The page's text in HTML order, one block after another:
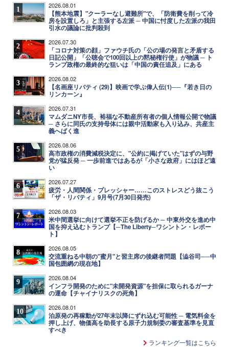
1 2026.08.01
【熊本地震】"クーラーなし避難所"で、「防衛費を削って冷
房を設置しろ」と主張する左派 ─ 中国に忖度した左派の我田
引水の議論に批判殺到
2 2026.07.30
「コロナ対策の顔」ファウチ氏の「公の場の発言と矛盾する
日記公開」「公聴会で100回以上の黙秘権行使」が物議 ─ ト
ランプ政権の最終的な狙いは「中国の責任追及」にある
3 2026.08.02
【名画座リバティ (29)】映画で学ぶ偉人伝(1)──『若き日の
リンカーン』
4 2026.07.31
マムダニNY市長、裕福な不動産所有者の個人情報公開で物議
─ さらに同氏の支持母体には親中活動家も入り込み、共産主
義へばく進
5 2026.08.06
高市政権の消費減税決定に、"公約に掲げていた"はずの与野
党が猛反発 ─ 一歩前進ではあるが「小さな政府」にはほど遠
い
6 2026.07.27
疲労・人間関係・プレッシャー……このストレスどう抜こう
「ザ・リバティ」9月号(7月30日発売)
7 2026.08.03
米中間選挙に向けて選挙不正を防げるか ─ 中東外交を進め中
国を抑え込むトランプ【─The Liberty─ワシントン・レポー
ト】
8 2026.08.05
交流重ねる中朝の"蜜月"と習主席の後継者問題【澁谷司──中
国包囲網の現在地】
9 2026.08.04
インフラ開発のために"未開発資源"を担保に取られるガーナ
の運命【チャイナリスクの死角】
10 2026.08.01
泊原発の再稼動が27年末以降にずれ込む可能性 ─ 電気料金を
押し上げ、物価高を助長する原子力規制委の審査基準を見直
すべき
ランキング一覧はこちら